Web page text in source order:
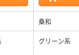
桑和
グリーン系